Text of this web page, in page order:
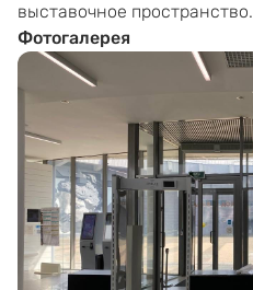
выставочное пространство.
Фотогалерея